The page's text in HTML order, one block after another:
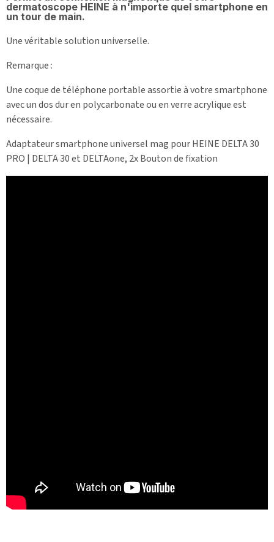
dermatoscope HEINE à n'importe quel smartphone en
un tour de main.
Une véritable solution universelle.
Remarque :
Une coque de téléphone portable assortie à votre smartphone
avec un dos dur en polycarbonate ou en verre acrylique est
nécessaire.
Adaptateur smartphone universel mag pour HEINE DELTA 30
PRO | DELTA 30 et DELTAone, 2x Bouton de fixation